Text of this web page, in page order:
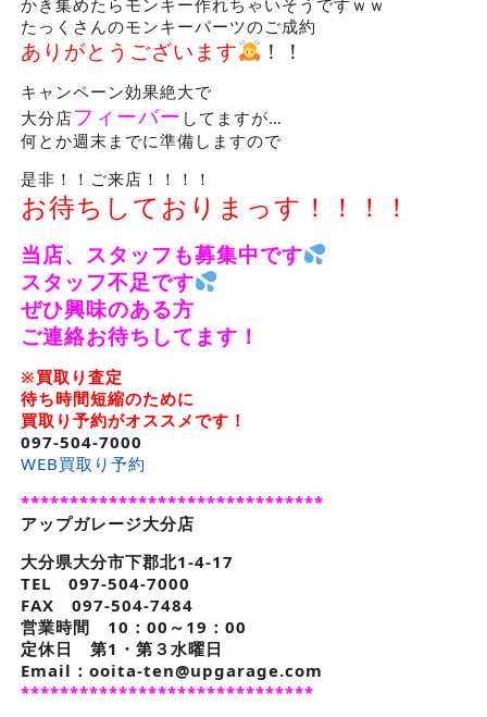
かき集めたらモンキー作れちゃいそうですｗｗ
たっくさんのモンキーパーツのご成約
ありがとうございます ！！
キャンペーン効果絶大で
大分店フィーバー してますが…
何とか週末までに準備しますので
是非！！ご来店！！！！
お待ちしておりまっす！！！！
当店、スタッフも募集中です
スタッフ不足です
ぜひ興味のある方
ご連絡お待ちしてます！
※買取り査定
待ち時間短縮のために
買取り予約がオススメです！
097-504-7000
WEB買取り予約
*******************************
アップガレージ大分店
大分県大分市下郡北1-4-17
TEL 097-504-7000
FAX 097-504-7484
営業時間 10：00～19：00
定休日 第1・第３水曜日
Email：ooita-ten@upgarage.com
******************************